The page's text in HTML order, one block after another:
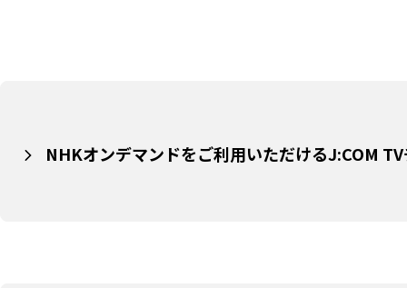
NHKオンデマンドをご利用いただけるJ:COM